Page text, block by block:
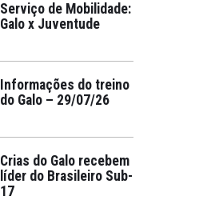
Serviço de Mobilidade:
Galo x Juventude
Informações do treino
do Galo – 29/07/26
Crias do Galo recebem
líder do Brasileiro Sub-
17